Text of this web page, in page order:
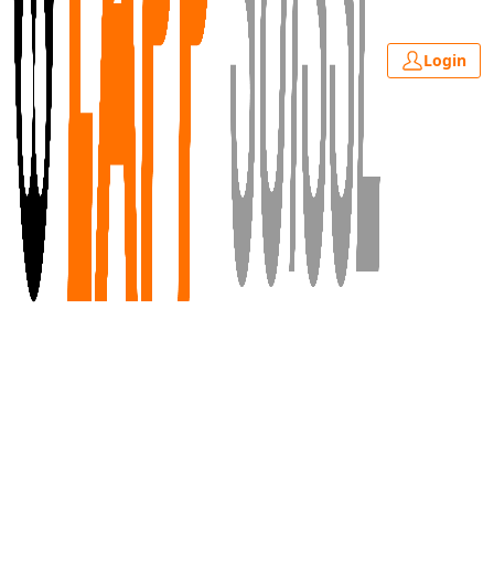
Login